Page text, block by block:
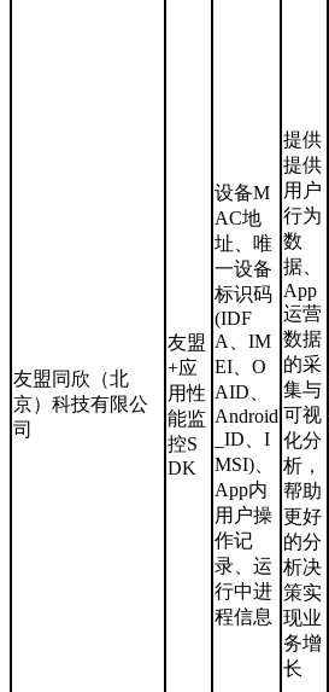
友盟同欣（北
京）科技有限公
司
友盟
+应
用性
能监
控S
DK
设备M
AC地
址、唯
一设备
标识码
(IDF
A、IM
EI、O
AID、
Android
_ID、I
MSI)、
App内
用户操
作记
录、运
行中进
程信息
提供
提供
用户
行为
数
据、
App
运营
数据
的采
集与
可视
化分
析，
帮助
更好
的分
析决
策实
现业
务增
长